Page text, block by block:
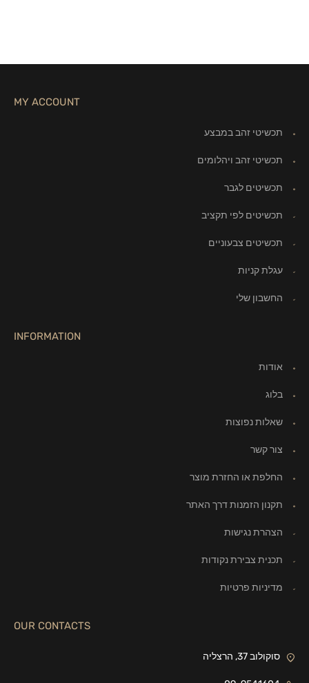
MY ACCOUNT
תכשיטי זהב במבצע
תכשיטי זהב ויהלומים
תכשיטים לגבר
תכשיטים לפי תקציב
תכשיטים צבעוניים
עגלת קניות
החשבון שלי
INFORMATION
אודות
בלוג
שאלות נפוצות
צור קשר
החלפת או החזרת מוצר
תקנון הזמנות דרך האתר
הצהרת נגישות
תכנית צבירת נקודות
מדיניות פרטיות
OUR CONTACTS
סוקולוב 37, הרצליה